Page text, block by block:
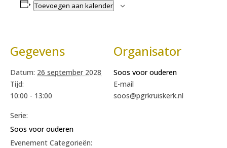
Toevoegen aan kalender
Gegevens
Datum: 26 september 2028
Tijd:
10:00 - 13:00
Serie:
Soos voor ouderen
Evenement Categorieën:
Organisator
Soos voor ouderen
E-mail
soos@pgrkruiskerk.nl